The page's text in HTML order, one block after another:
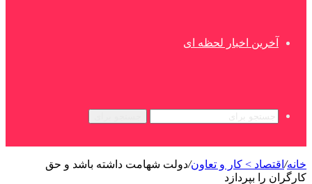
آخرین اخبار لحظه ای
خانه/ اقتصاد > کار و تعاون/دولت شهامت داشته باشد و حق
کارگران را بپردازد